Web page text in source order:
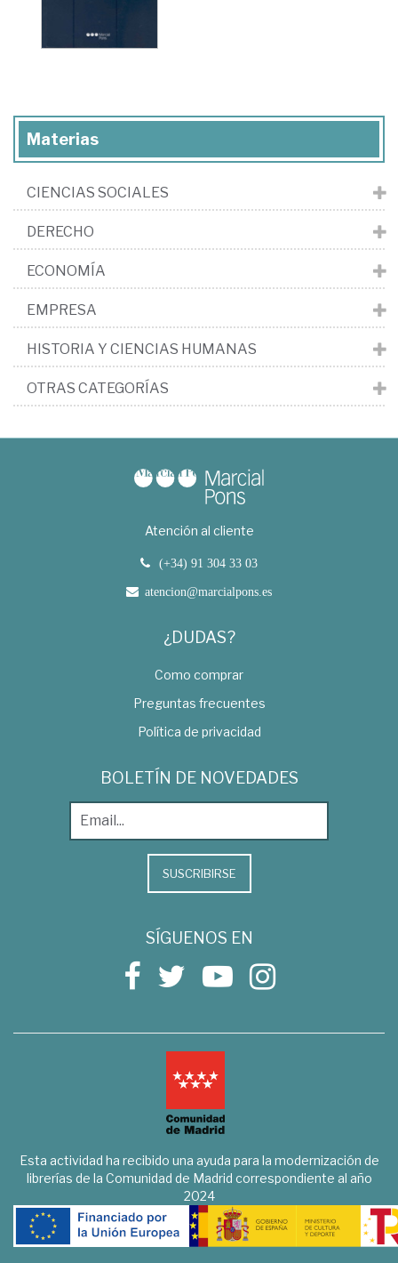
Materias
CIENCIAS SOCIALES
DERECHO
ECONOMÍA
EMPRESA
HISTORIA Y CIENCIAS HUMANAS
OTRAS CATEGORÍAS
Atención al cliente
(+34) 91 304 33 03
atencion@marcialpons.es
¿DUDAS?
Como comprar
Preguntas frecuentes
Política de privacidad
BOLETÍN DE NOVEDADES
SUSCRIBIRSE
SÍGUENOS EN
Esta actividad ha recibido una ayuda para la modernización de
librerías de la Comunidad de Madrid correspondiente al año
2024